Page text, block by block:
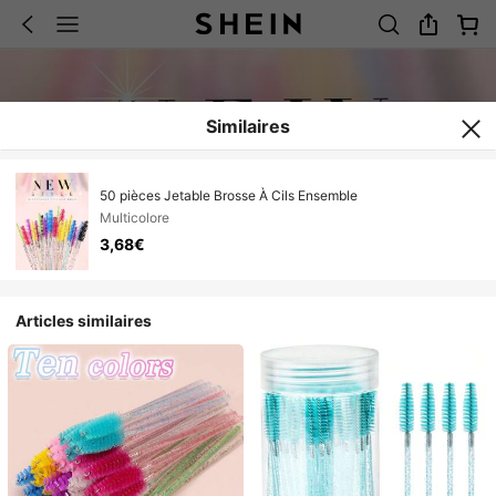
Similaires
50 pièces Jetable Brosse À Cils Ensemble
Multicolore
3,68€
Articles similaires